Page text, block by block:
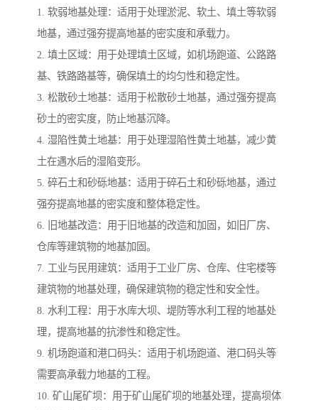
1. 软弱地基处理：适用于处理淤泥、软土、填土等软弱
地基，通过强夯提高地基的密实度和承载力。
2. 填土区域：用于处理填土区域，如机场跑道、公路路
基、铁路路基等，确保填土的均匀性和稳定性。
3. 松散砂土地基：适用于松散砂土地基，通过强夯提高
砂土的密实度，防止地基沉降。
4. 湿陷性黄土地基：用于处理湿陷性黄土地基，减少黄
土在遇水后的湿陷变形。
5. 碎石土和砂砾地基：适用于碎石土和砂砾地基，通过
强夯提高地基的密实度和整体稳定性。
6. 旧地基改造：用于旧地基的改造和加固，如旧厂房、
仓库等建筑物的地基加固。
7. 工业与民用建筑：适用于工业厂房、仓库、住宅楼等
建筑物的地基处理，确保建筑物的稳定性和安全性。
8. 水利工程：用于水库大坝、堤防等水利工程的地基处
理，提高地基的抗渗性和稳定性。
9. 机场跑道和港口码头：适用于机场跑道、港口码头等
需要高承载力地基的工程。
10. 矿山尾矿坝：用于矿山尾矿坝的地基处理，提高坝体